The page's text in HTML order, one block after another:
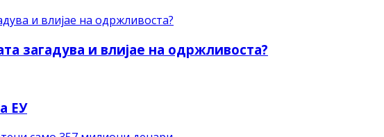
загадува и влијае на одржливоста?
ЕУ